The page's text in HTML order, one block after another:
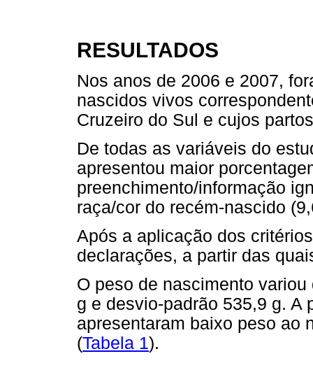
RESULTADOS
Nos anos de 2006 e 2007,
nascidos vivos
Cruzeiro do Sul e cujos
De todas as variáveis do
apresentou maior
preenchimento/informação
raça/cor do recém-nascido
Após a aplicação dos
declarações, a partir das
O peso de nascimento
g e desvio-padrão 535,9 g. A
apresentaram baixo peso ao
(Tabela 1).